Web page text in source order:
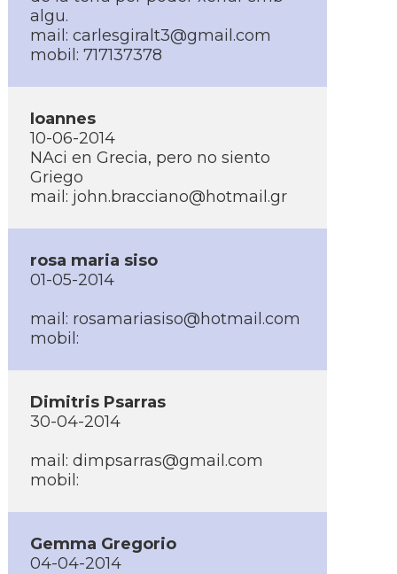
algu.
mail: carlesgiralt3@gmail.com
mobil: 717137378
Ioannes
10-06-2014
NAci en Grecia, pero no siento
Griego
mail: john.bracciano@hotmail.gr
rosa maria siso
01-05-2014
mail: rosamariasiso@hotmail.com
mobil:
Dimitris Psarras
30-04-2014
mail: dimpsarras@gmail.com
mobil:
Gemma Gregorio
04-04-2014